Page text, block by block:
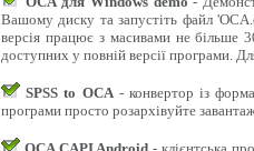
Вашому диску та запустіть файл
версія працює з масивами не більше
доступних у повній версії програми.
SPSS to OCA- конвертор із
програми просто розархівуйте